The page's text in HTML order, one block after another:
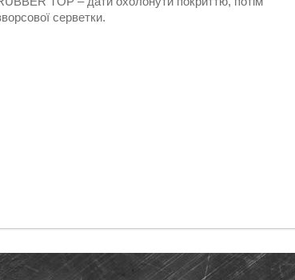
серветки.